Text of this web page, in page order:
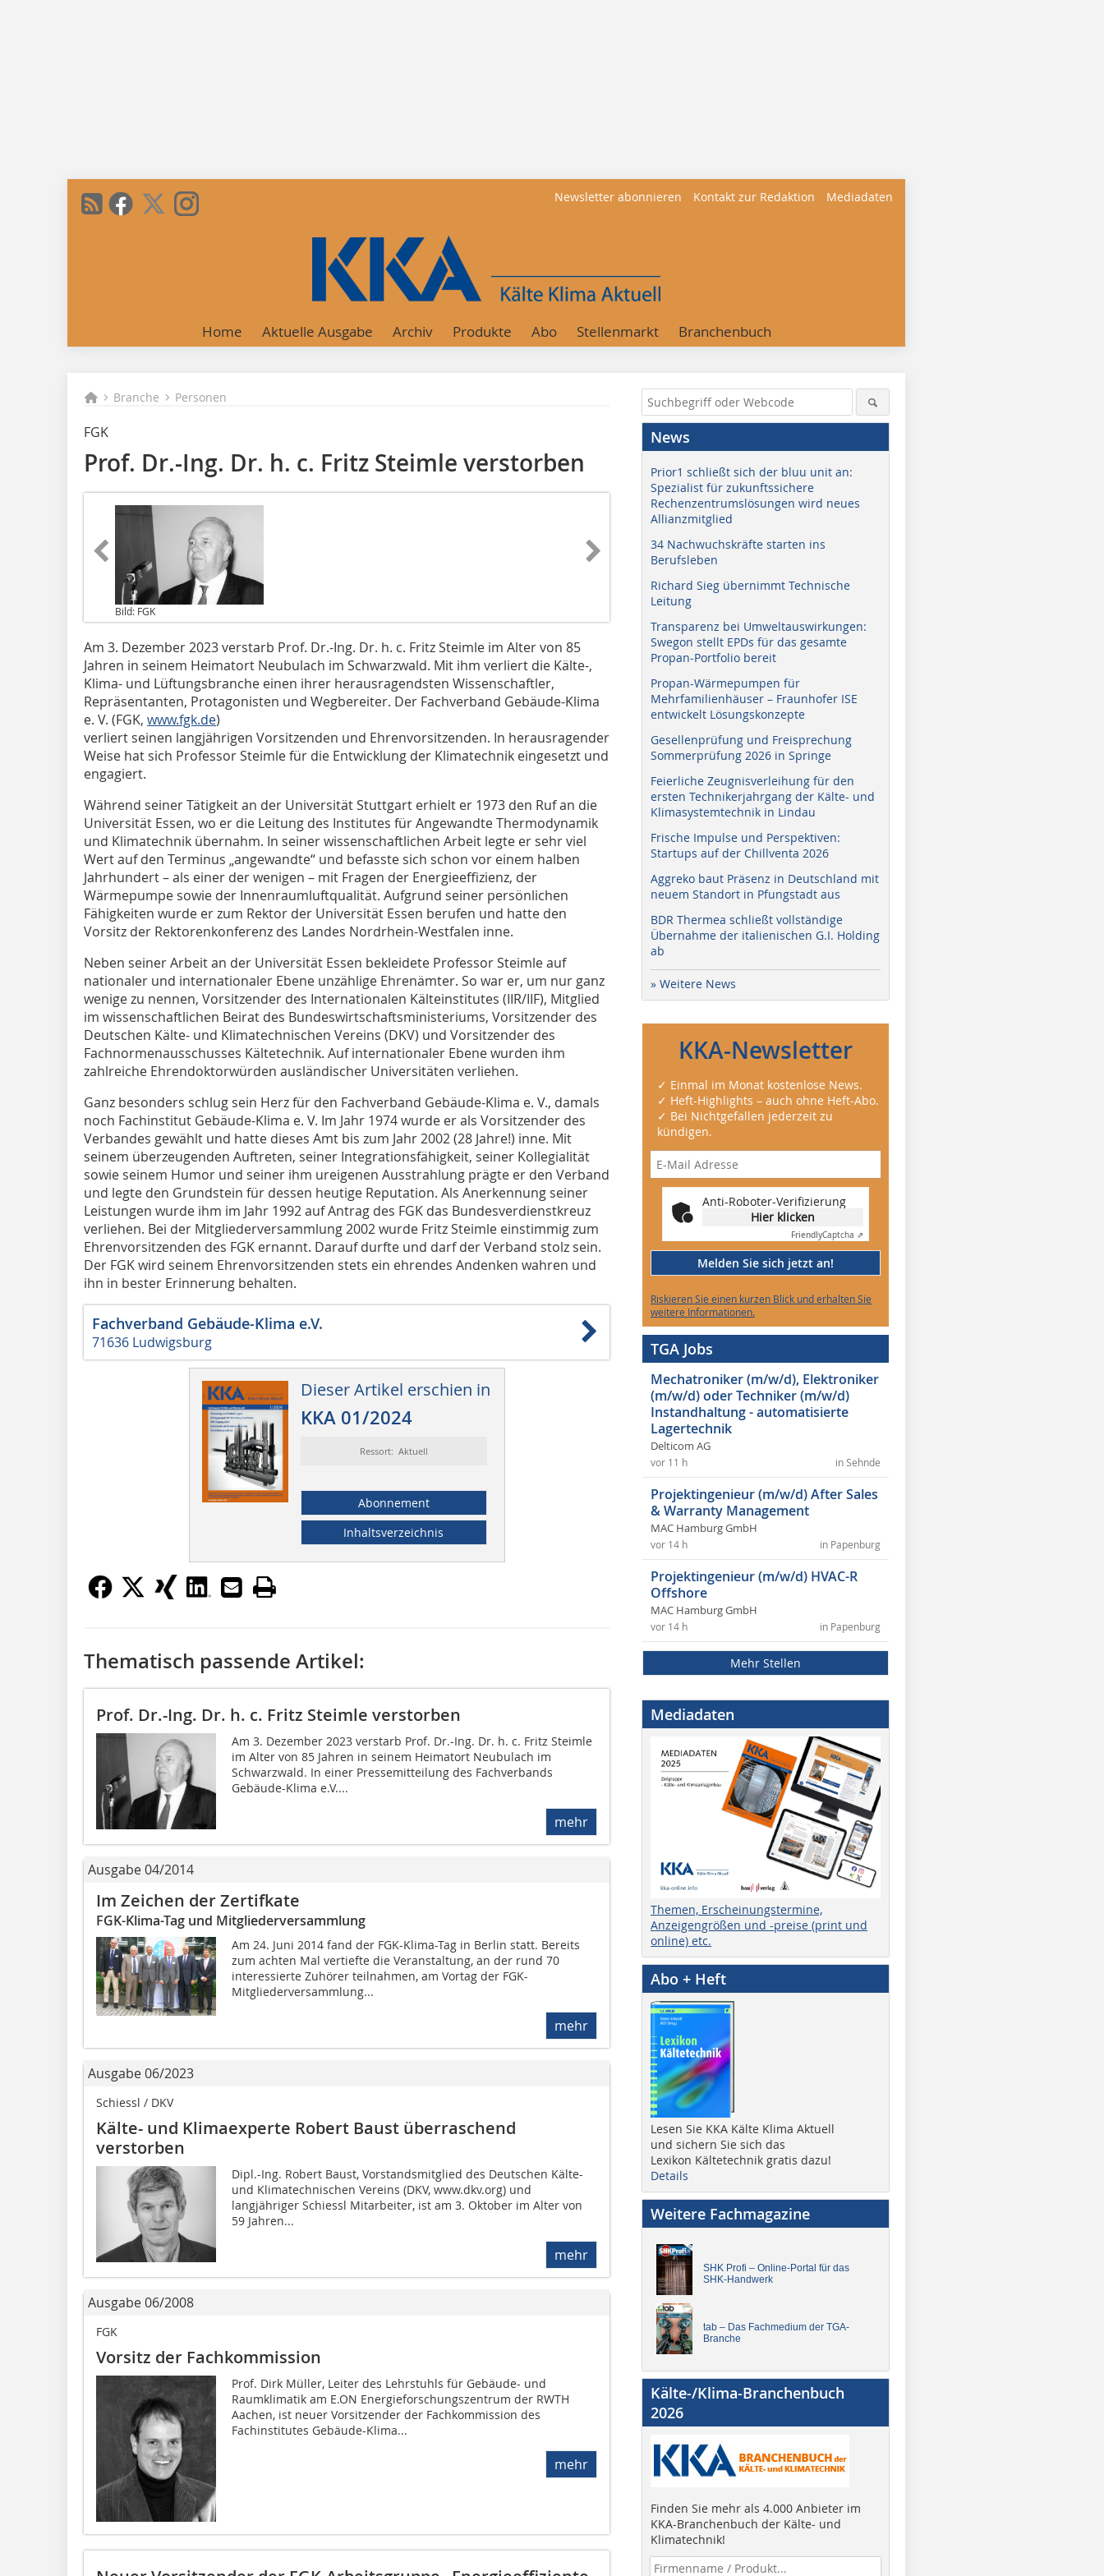
Newsletter abonnieren Kontakt zur Redaktion Mediadaten
Home Aktuelle Ausgabe Archiv Produkte Abo Stellenmarkt Branchenbuch
Branche Personen
FGK
Prof. Dr.-Ing. Dr. h. c. Fritz Steimle verstorben
Bild: FGK
Am 3. Dezember 2023 verstarb Prof. Dr.-Ing. Dr. h. c. Fritz Steimle im Alter von 85
Jahren in seinem Heimatort Neubulach im Schwarzwald. Mit ihm verliert die Kälte-,
Klima- und Lüftungsbranche einen ihrer herausragendsten Wissenschaftler,
Repräsentanten, Protagonisten und Wegbereiter. Der Fachverband Gebäude-Klima
e. V. (FGK, www.fgk.de)
verliert seinen langjährigen Vorsitzenden und Ehrenvorsitzenden. In herausragender
Weise hat sich Professor Steimle für die Entwicklung der Klimatechnik eingesetzt und
engagiert.
Während seiner Tätigkeit an der Universität Stuttgart erhielt er 1973 den Ruf an die
Universität Essen, wo er die Leitung des Institutes für Angewandte Thermodynamik
und Klimatechnik übernahm. In seiner wissenschaftlichen Arbeit legte er sehr viel
Wert auf den Terminus „angewandte“ und befasste sich schon vor einem halben
Jahrhundert – als einer der wenigen – mit Fragen der Energieeffizienz, der
Wärmepumpe sowie der Innenraumluftqualität. Aufgrund seiner persönlichen
Fähigkeiten wurde er zum Rektor der Universität Essen berufen und hatte den
Vorsitz der Rektorenkonferenz des Landes Nordrhein-Westfalen inne.
Neben seiner Arbeit an der Universität Essen bekleidete Professor Steimle auf
nationaler und internationaler Ebene unzählige Ehrenämter. So war er, um nur ganz
wenige zu nennen, Vorsitzender des Internationalen Kälteinstitutes (IIR/IIF), Mitglied
im wissenschaftlichen Beirat des Bundeswirtschaftsministeriums, Vorsitzender des
Deutschen Kälte- und Klimatechnischen Vereins (DKV) und Vorsitzender des
Fachnormenausschusses Kältetechnik. Auf internationaler Ebene wurden ihm
zahlreiche Ehrendoktorwürden ausländischer Universitäten verliehen.
Ganz besonders schlug sein Herz für den Fachverband Gebäude-Klima e. V., damals
noch Fachinstitut Gebäude-Klima e. V. Im Jahr 1974 wurde er als Vorsitzender des
Verbandes gewählt und hatte dieses Amt bis zum Jahr 2002 (28 Jahre!) inne. Mit
seinem überzeugenden Auftreten, seiner Integrationsfähigkeit, seiner Kollegialität
sowie seinem Humor und seiner ihm ureigenen Ausstrahlung prägte er den Verband
und legte den Grundstein für dessen heutige Reputation. Als Anerkennung seiner
Leistungen wurde ihm im Jahr 1992 auf Antrag des FGK das Bundesverdienstkreuz
verliehen. Bei der Mitgliederversammlung 2002 wurde Fritz Steimle einstimmig zum
Ehrenvorsitzenden des FGK ernannt. Darauf durfte und darf der Verband stolz sein.
Der FGK wird seinem Ehrenvorsitzenden stets ein ehrendes Andenken wahren und
ihn in bester Erinnerung behalten.
Fachverband Gebäude-Klima e.V.
71636 Ludwigsburg
Dieser Artikel erschien in
KKA 01/2024
Ressort: Aktuell
Abonnement
Inhaltsverzeichnis
Thematisch passende Artikel:
Prof. Dr.-Ing. Dr. h. c. Fritz Steimle verstorben
Am 3. Dezember 2023 verstarb Prof. Dr.-Ing. Dr. h. c. Fritz Steimle
im Alter von 85 Jahren in seinem Heimatort Neubulach im
Schwarzwald. In einer Pressemitteilung des Fachverbands
Gebäude-Klima e.V....
mehr
Ausgabe 04/2014
Im Zeichen der Zertifkate
FGK-Klima-Tag und Mitgliederversammlung
Am 24. Juni 2014 fand der FGK-Klima-Tag in Berlin statt. Bereits
zum achten Mal vertiefte die Veranstaltung, an der rund 70
interessierte Zuhörer teilnahmen, am Vortag der FGK-
Mitgliederversammlung...
mehr
Ausgabe 06/2023
Schiessl / DKV
Kälte- und Klimaexperte Robert Baust überraschend
verstorben
Dipl.-Ing. Robert Baust, Vorstandsmitglied des Deutschen Kälte-
und Klimatechnischen Vereins (DKV, www.dkv.org) und
langjähriger Schiessl Mitarbeiter, ist am 3. Oktober im Alter von
59 Jahren...
mehr
Ausgabe 06/2008
FGK
Vorsitz der Fachkommission
Prof. Dirk Müller, Leiter des Lehrstuhls für Gebäude- und
Raumklimatik am E.ON Energieforschungszentrum der RWTH
Aachen, ist neuer Vorsitzender der Fachkommission des
Fachinstitutes Gebäude-Klima...
mehr
News
Prior1 schließt sich der bluu unit an:
Spezialist für zukunftssichere
Rechenzentrumslösungen wird neues
Allianzmitglied
34 Nachwuchskräfte starten ins
Berufsleben
Richard Sieg übernimmt Technische
Leitung
Transparenz bei Umweltauswirkungen:
Swegon stellt EPDs für das gesamte
Propan-Portfolio bereit
Propan-Wärmepumpen für
Mehrfamilienhäuser – Fraunhofer ISE
entwickelt Lösungskonzepte
Gesellenprüfung und Freisprechung
Sommerprüfung 2026 in Springe
Feierliche Zeugnisverleihung für den
ersten Technikerjahrgang der Kälte- und
Klimasystemtechnik in Lindau
Frische Impulse und Perspektiven:
Startups auf der Chillventa 2026
Aggreko baut Präsenz in Deutschland mit
neuem Standort in Pfungstadt aus
BDR Thermea schließt vollständige
Übernahme der italienischen G.I. Holding
ab
» Weitere News
KKA-Newsletter
✓ Einmal im Monat kostenlose News.
✓ Heft-Highlights – auch ohne Heft-Abo.
✓ Bei Nichtgefallen jederzeit zu
kündigen.
Anti-Roboter-Verifizierung
Hier klicken
FriendlyCaptcha ⇗
Melden Sie sich jetzt an!
Riskieren Sie einen kurzen Blick und erhalten Sie
weitere Informationen.
TGA Jobs
Mechatroniker (m/w/d), Elektroniker
(m/w/d) oder Techniker (m/w/d)
Instandhaltung - automatisierte
Lagertechnik
Delticom AG
in Sehnde
vor 11 h
Projektingenieur (m/w/d) After Sales
& Warranty Management
MAC Hamburg GmbH
in Papenburg
vor 14 h
Projektingenieur (m/w/d) HVAC-R
Offshore
MAC Hamburg GmbH
in Papenburg
vor 14 h
Mehr Stellen
Mediadaten
Themen, Erscheinungstermine,
Anzeigengrößen und -preise (print und
online) etc.
Abo + Heft
Lesen Sie KKA Kälte Klima Aktuell
und sichern Sie sich das
Lexikon Kältetechnik gratis dazu!
Details
Weitere Fachmagazine
SHK Profi – Online-Portal für das
SHK-Handwerk
tab – Das Fachmedium der TGA-
Branche
Kälte-/Klima-Branchenbuch
2026
Finden Sie mehr als 4.000 Anbieter im
KKA-Branchenbuch der Kälte- und
Klimatechnik!